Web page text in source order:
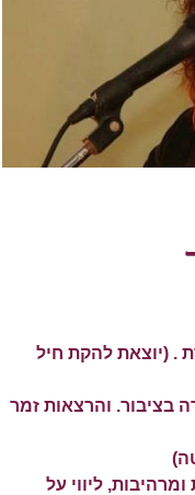
. (יוצאת להקת חיל
בציבור. והרצאות זמר
ליווי על